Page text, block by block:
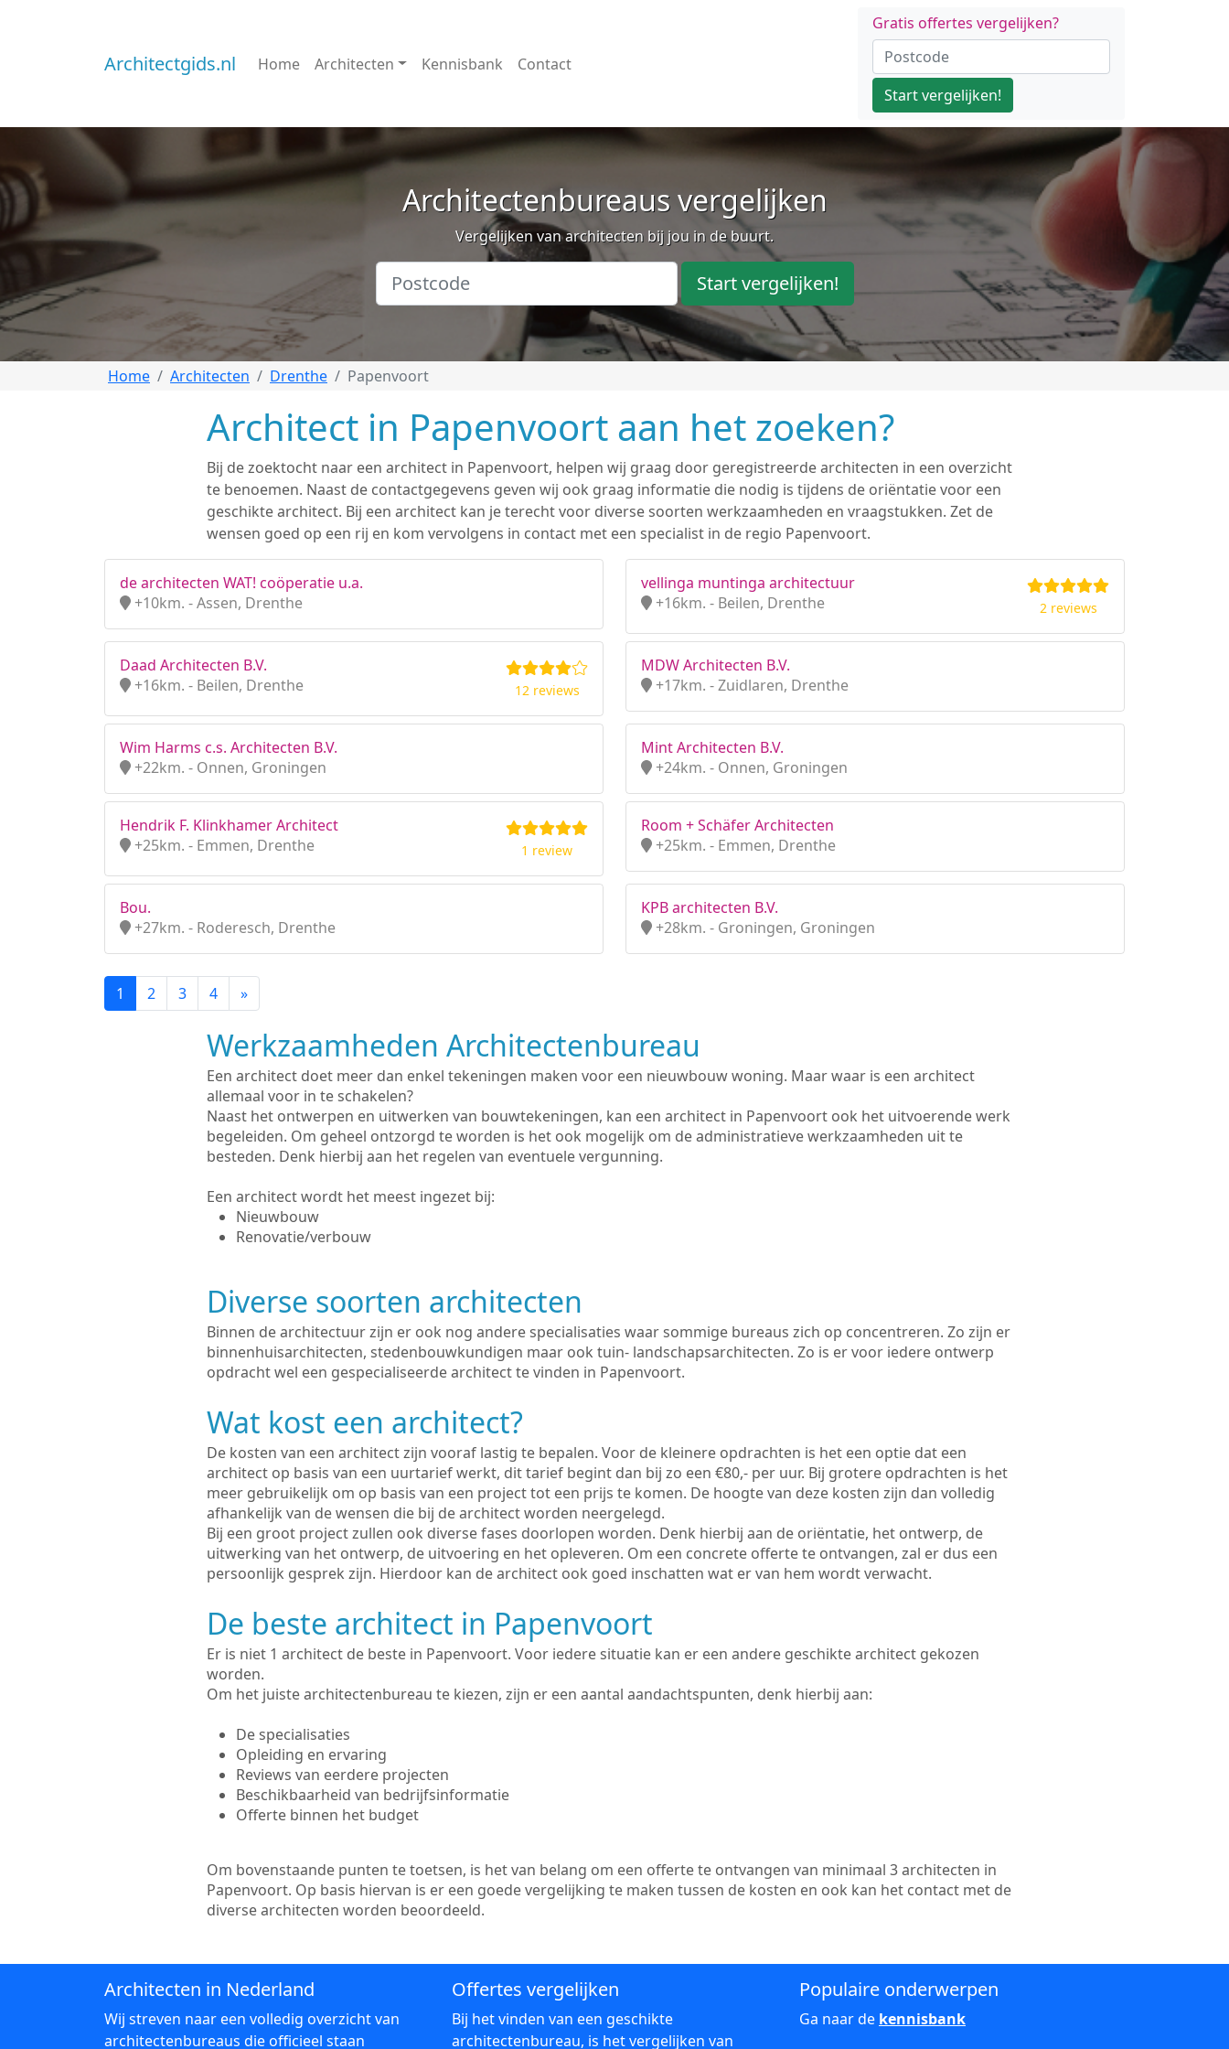
Architectgids.nl Home Architecten Kennisbank Contact
Gratis offertes vergelijken?
Start vergelijken!
Architectenbureaus vergelijken
Vergelijken van architecten bij jou in de buurt.
Start vergelijken!
Home Architecten Drenthe Papenvoort
Architect in Papenvoort aan het zoeken?
Bij de zoektocht naar een architect in Papenvoort, helpen wij graag door geregistreerde architecten in een overzicht
te benoemen. Naast de contactgegevens geven wij ook graag informatie die nodig is tijdens de oriëntatie voor een
geschikte architect. Bij een architect kan je terecht voor diverse soorten werkzaamheden en vraagstukken. Zet de
wensen goed op een rij en kom vervolgens in contact met een specialist in de regio Papenvoort.
de architecten WAT! coöperatie u.a.
+10km. - Assen, Drenthe
vellinga muntinga architectuur
+16km. - Beilen, Drenthe
2 reviews
Daad Architecten B.V.
+16km. - Beilen, Drenthe
12 reviews
MDW Architecten B.V.
+17km. - Zuidlaren, Drenthe
Wim Harms c.s. Architecten B.V.
+22km. - Onnen, Groningen
Mint Architecten B.V.
+24km. - Onnen, Groningen
Hendrik F. Klinkhamer Architect
+25km. - Emmen, Drenthe
1 review
Room + Schäfer Architecten
+25km. - Emmen, Drenthe
Bou.
+27km. - Roderesch, Drenthe
KPB architecten B.V.
+28km. - Groningen, Groningen
1 2 3 4 »
Werkzaamheden Architectenbureau
Een architect doet meer dan enkel tekeningen maken voor een nieuwbouw woning. Maar waar is een architect
allemaal voor in te schakelen?
Naast het ontwerpen en uitwerken van bouwtekeningen, kan een architect in Papenvoort ook het uitvoerende werk
begeleiden. Om geheel ontzorgd te worden is het ook mogelijk om de administratieve werkzaamheden uit te
besteden. Denk hierbij aan het regelen van eventuele vergunning.
Een architect wordt het meest ingezet bij:
Nieuwbouw
Renovatie/verbouw
Diverse soorten architecten
Binnen de architectuur zijn er ook nog andere specialisaties waar sommige bureaus zich op concentreren. Zo zijn er
binnenhuisarchitecten, stedenbouwkundigen maar ook tuin- landschapsarchitecten. Zo is er voor iedere ontwerp
opdracht wel een gespecialiseerde architect te vinden in Papenvoort.
Wat kost een architect?
De kosten van een architect zijn vooraf lastig te bepalen. Voor de kleinere opdrachten is het een optie dat een
architect op basis van een uurtarief werkt, dit tarief begint dan bij zo een €80,- per uur. Bij grotere opdrachten is het
meer gebruikelijk om op basis van een project tot een prijs te komen. De hoogte van deze kosten zijn dan volledig
afhankelijk van de wensen die bij de architect worden neergelegd.
Bij een groot project zullen ook diverse fases doorlopen worden. Denk hierbij aan de oriëntatie, het ontwerp, de
uitwerking van het ontwerp, de uitvoering en het opleveren. Om een concrete offerte te ontvangen, zal er dus een
persoonlijk gesprek zijn. Hierdoor kan de architect ook goed inschatten wat er van hem wordt verwacht.
De beste architect in Papenvoort
Er is niet 1 architect de beste in Papenvoort. Voor iedere situatie kan er een andere geschikte architect gekozen
worden.
Om het juiste architectenbureau te kiezen, zijn er een aantal aandachtspunten, denk hierbij aan:
De specialisaties
Opleiding en ervaring
Reviews van eerdere projecten
Beschikbaarheid van bedrijfsinformatie
Offerte binnen het budget
Om bovenstaande punten te toetsen, is het van belang om een offerte te ontvangen van minimaal 3 architecten in
Papenvoort. Op basis hiervan is er een goede vergelijking te maken tussen de kosten en ook kan het contact met de
diverse architecten worden beoordeeld.
Architecten in Nederland
Wij streven naar een volledig overzicht van
architectenbureaus die officieel staan
Offertes vergelijken
Bij het vinden van een geschikte
architectenbureau, is het vergelijken van
Populaire onderwerpen
Ga naar de kennisbank